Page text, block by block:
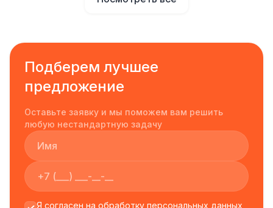
Подберем лучшее
предложение
Оставьте заявку и мы поможем вам решить
любую нестандартную задачу
Я согласен на обработку персональных данных